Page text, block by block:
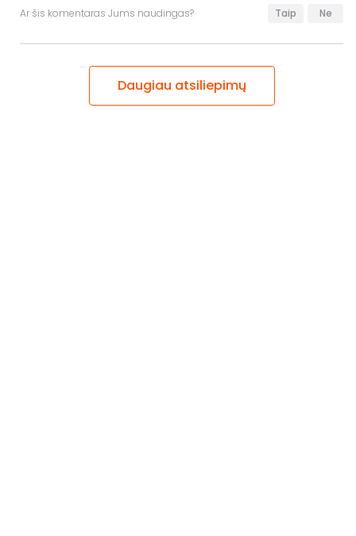
Ar šis komentaras Jums naudingas? Taip Ne
Daugiau atsiliepimų